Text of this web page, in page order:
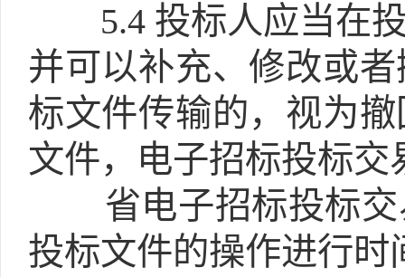
5.4 投标人应当在
并可以补充、修改或
标文件传输的，视为
文件，电子招标投标交
省电子招标投标
投标文件的操作进行时